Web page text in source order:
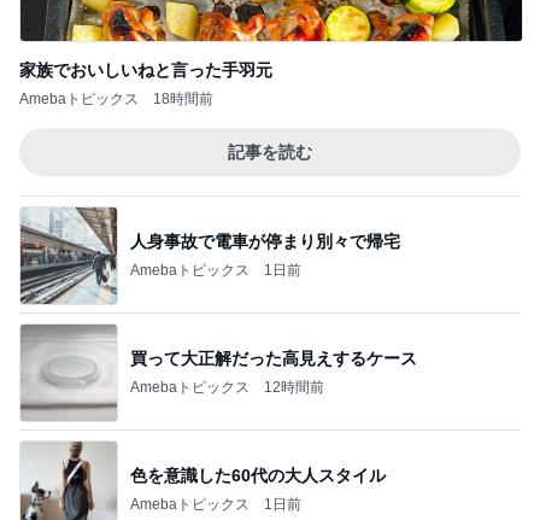
家族でおいしいねと言った手羽元
Amebaトピックス 18時間前
記事を読む
人身事故で電車が停まり別々で帰宅
Amebaトピックス 1日前
買って大正解だった高見えするケース
Amebaトピックス 12時間前
色を意識した60代の大人スタイル
Amebaトピックス 1日前